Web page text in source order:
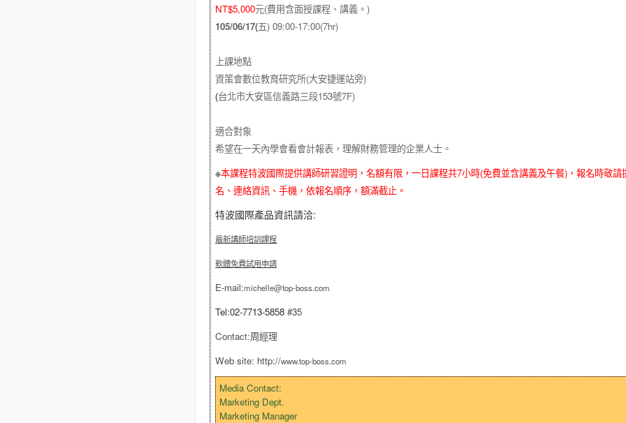
NT$5,000元(費用含面授課程、講義。)
105/06/17(五) 09:00-17:00(7hr)
上課地點
資策會數位教育研究所(大安捷運站旁)
(台北市大安區信義路三段153號7F)
適合對象
希望在一天內學會看會計報表，理解財務管理的企業人士。
※本課程特波國際提供講師研習證明，名額有限，一日課程共7小時(免費並含講義及午餐) ，報名時敬
名、連絡資訊、手機，依報名順序，額滿截止。
特波國際產品資訊請洽:
最新講師培訓課程
軟體免費試用申請
E-mail:michelle@top-boss.com
Tel:02-7713-5858 #35
Contact:周經理
Web site: http://www.top-boss.com
Media Contact:
Marketing Dept.
Marketing Manager